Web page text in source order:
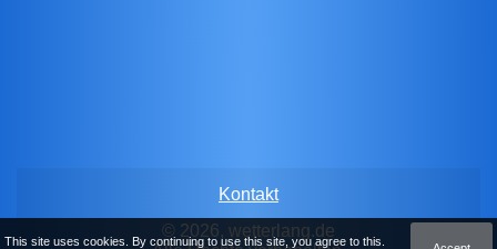
Kontakt
© 2026, wetterlang.de
This site uses cookies. By continuing to use this site, you agree to this.